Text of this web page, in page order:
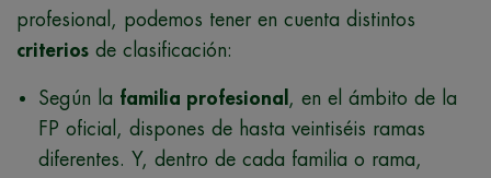
profesional, podemos tener en cuenta distintos
criterios de clasificación:
Según la familia profesional , en el ámbito de la
FP oficial, dispones de hasta veintiséis ramas
diferentes. Y, dentro de cada familia o rama,